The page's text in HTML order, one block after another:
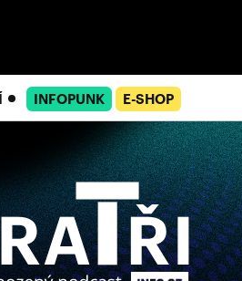
INFOPUNK E-SHOP